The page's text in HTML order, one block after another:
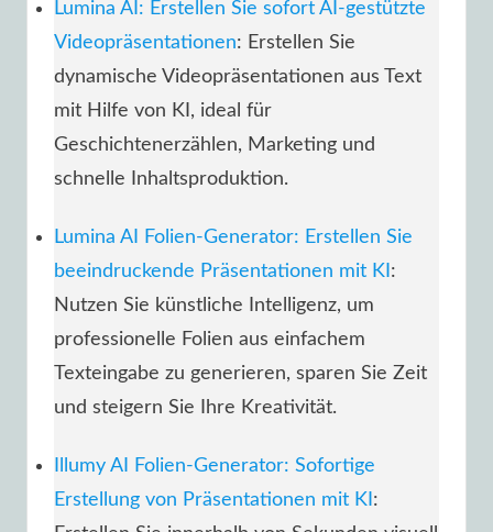
Lumina AI: Erstellen Sie sofort AI-gestützte
Videopräsentationen: Erstellen Sie
dynamische Videopräsentationen aus Text
mit Hilfe von KI, ideal für
Geschichtenerzählen, Marketing und
schnelle Inhaltsproduktion.
Lumina AI Folien-Generator: Erstellen Sie
beeindruckende Präsentationen mit KI :
Nutzen Sie künstliche Intelligenz, um
professionelle Folien aus einfachem
Texteingabe zu generieren, sparen Sie Zeit
und steigern Sie Ihre Kreativität.
Illumy AI Folien-Generator: Sofortige
Erstellung von Präsentationen mit KI :